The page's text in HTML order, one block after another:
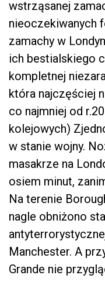
wstrząsanej
nieoczekiwanych
zamachy w
ich bestialskiego
kompletnej
która najczęściej
co najmniej od
kolejowych)
w stanie wojny.
masakrze na
osiem minut,
Na terenie
nagle obniżono
Manchester. A
Grande nie